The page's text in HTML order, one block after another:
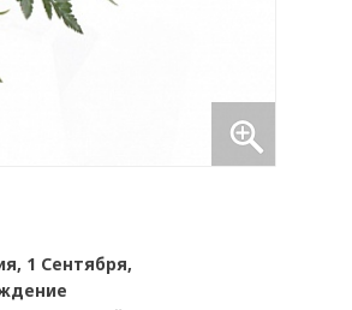
1 Сентября,